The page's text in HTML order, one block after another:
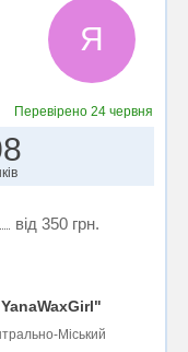
Я
Перевірено24 червня
від 350 грн.
Міський